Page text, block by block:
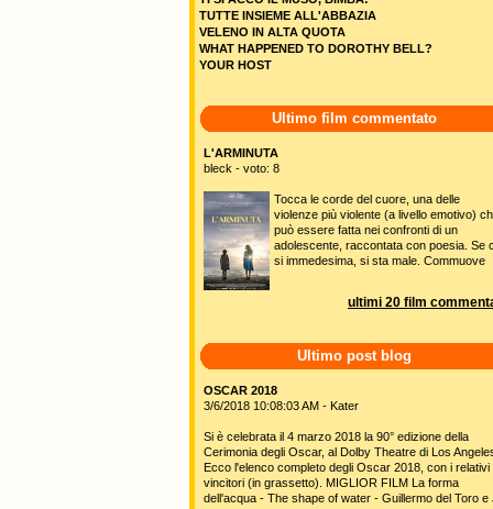
TUTTE INSIEME ALL'ABBAZIA
VELENO IN ALTA QUOTA
WHAT HAPPENED TO DOROTHY BELL?
YOUR HOST
Ultimo film commentato
L'ARMINUTA
bleck - voto: 8
Tocca le corde del cuore, una delle
violenze più violente (a livello emotivo)
può essere fatta nei confronti di un
adolescente, raccontata con poesia. Se
si immedesima, si sta male. Commuove
ultimi 20 film
Ultimo post blog
OSCAR 2018
3/6/2018 10:08:03 AM - Kater
Si è celebrata il 4 marzo 2018 la 90° edizione della
Cerimonia degli Oscar, al Dolby Theatre di Los
Ecco l'elenco completo degli Oscar 2018, con i relativi
vincitori (in grassetto). MIGLIOR FILM La forma
dell'acqua - The shape of water - Guillermo del Toro e